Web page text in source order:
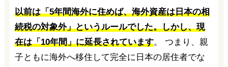
以前は「5年間海外に住めば、海外資産は日本の相
続税の対象外」というルールでした。しかし、現
在は「10年間」に延長されています。 つまり、親
子ともに海外へ移住して完全に日本の居住者でな